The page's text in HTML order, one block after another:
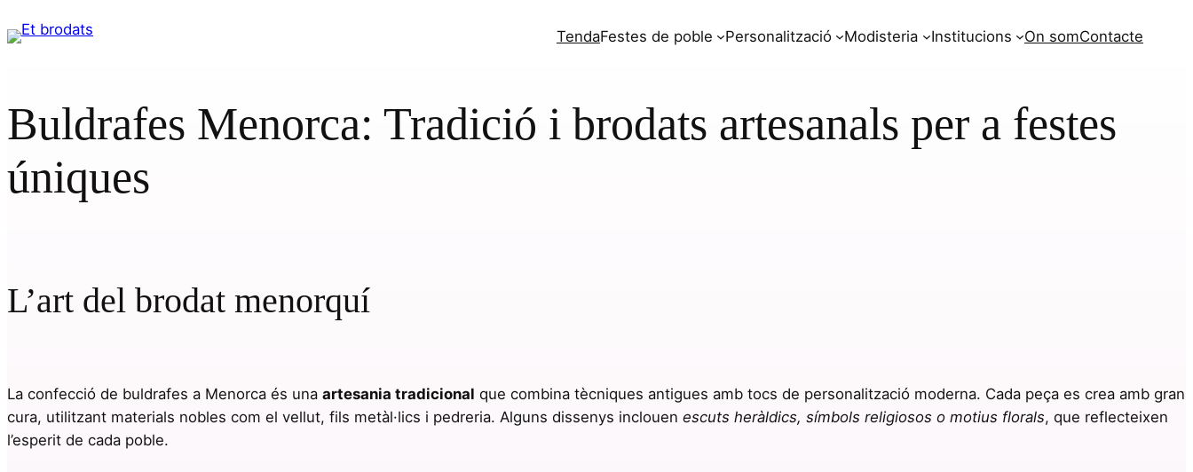
al
TendaFestes de poble Personalització Modisteria Institucions On somContacte
Buldrafes Menorca: Tradició i brodats artesanals per a festes
úniques
L’art del brodat menorquí
La confecció de buldrafes a Menorca és una artesania tradicional que combina tècniques antigues amb tocs de personalització moderna. Cada peça es crea amb gran
cura, utilitzant materials nobles com el vellut, fils metàl·lics i pedreria. Alguns dissenys inclouen escuts heràldics, símbols religiosos o motius florals, que reflecteixen
l’esperit de cada poble.